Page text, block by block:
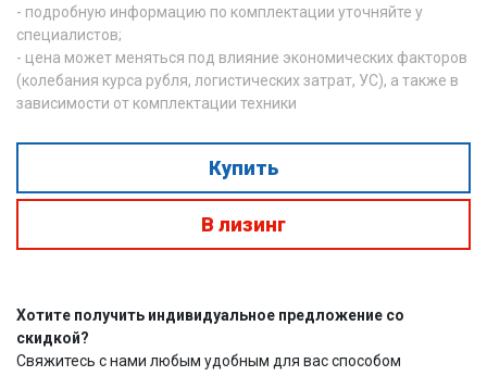
- подробную информацию по комплектации уточняйте у
специалистов;
- цена может меняться под влияние экономических факторов
(колебания курса рубля, логистических затрат, УС), а также в
зависимости от комплектации техники
Купить
В лизинг
Хотите получить индивидуальное предложение со
скидкой?
Свяжитесь с нами любым удобным для вас способом